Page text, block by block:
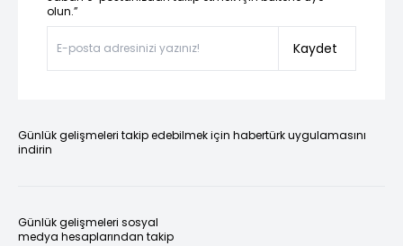
olun.”
Kaydet
Günlük gelişmeleri takip edebilmek için habertürk uygulamasını
indirin
Günlük gelişmeleri sosyal
medya hesaplarından takip